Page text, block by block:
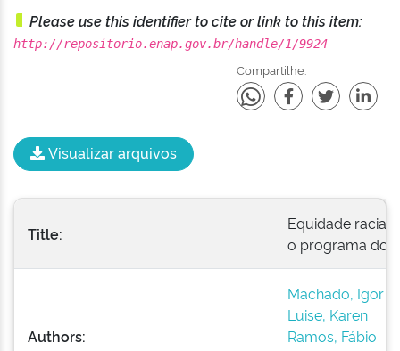
Please use this identifier to cite or link to this item:
http://repositorio.enap.gov.br/handle/1/9924
Compartilhe:
Visualizar arquivos
Title:
Equidade racial
o programa do
Authors:
Machado, Igor
Luise, Karen
Ramos, Fábio